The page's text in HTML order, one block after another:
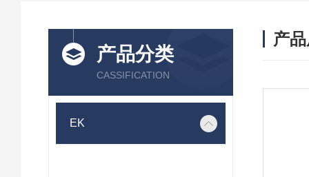
产品分类
CASSIFICATION
EK
产